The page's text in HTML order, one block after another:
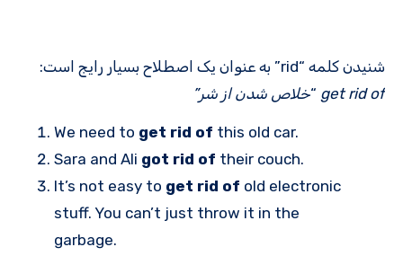
شنیدن کلمه “rid” به عنوان یک اصطلاح بسیار رایج است:
get rid of
“خلاص شدن از شر”
We need to get rid of this old car.
Sara and Ali got rid of their couch.
It’s not easy to get rid of old electronic
stuff. You can’t just throw it in the
garbage.